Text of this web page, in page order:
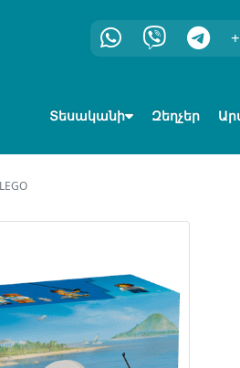
Տեսականի Զեղչեր